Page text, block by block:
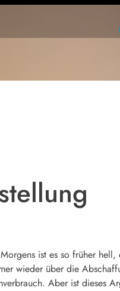
ist es so früher
wieder über die
Aber ist dieses